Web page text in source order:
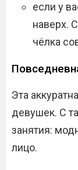
если у
наверх.
чёлка
Эта
девушек. С
занятия:
лицо.